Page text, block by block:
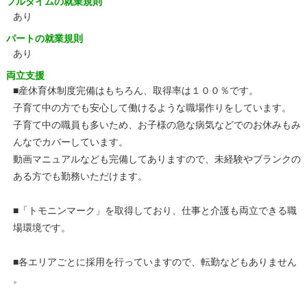
あり
パートの就業規則
あり
両立支援
■産休育休制度完備はもちろん、取得率は１００％です。
子育て中の方でも安心して働けるような職場作りをしています。
子育て中の職員も多いため、お子様の急な病気などでのお休みもみ
んなでカバーしています。
動画マニュアルなども完備してありますので、未経験やブランクの
ある方でも勤務いただけます。
■「トモニンマーク」を取得しており、仕事と介護も両立できる職
場環境です。
■各エリアごとに採用を行っていますので、転勤などもありません
。